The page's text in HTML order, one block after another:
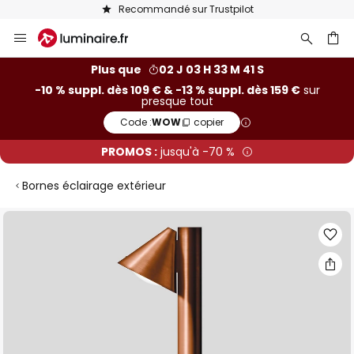
Recommandé sur Trustpilot
Allez
au
Plus que
02 J 03 H 33 M 40 S
-10 % suppl. dès 109 € & -13 % suppl. dès 159 €sur
presque tout
Code :WOW copier
PROMOS : jusqu'à -70 %
Bornes éclairage extérieur
Skip